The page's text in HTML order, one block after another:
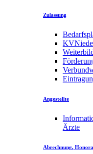
Zulassung
Angestellte
Ärzte
Abrechnung,